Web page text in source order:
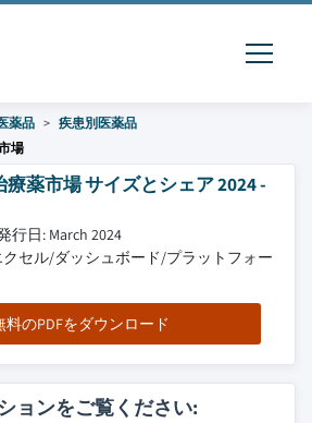
薬品
疾患別医薬品
場
薬市場 サイズとシェア 2024 -
行日: March 2024
クセル/ダッシュボード/プラットフォー
料のPDFをダウンロード
ョンをご覧ください: